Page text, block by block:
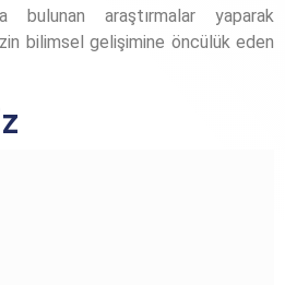
araştırmalar yaparak
bilimsel gelişimine öncülük eden